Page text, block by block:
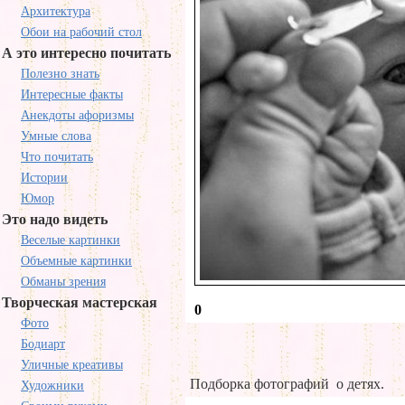
Архитектура
Обои на рабочий стол
А это интересно почитать
Полезно знать
Интересные факты
Анекдоты афоризмы
Умные слова
Что почитать
Истории
Юмор
Это надо видеть
Веселые картинки
Объемные картинки
Обманы зрения
Творческая мастерская
Фото
Бодиарт
Уличные креативы
Художники
0
Подборка фотографий о детях.